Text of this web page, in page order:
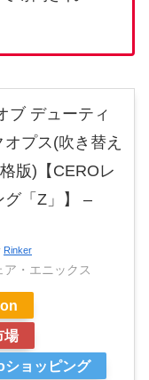
ブ デューティ
プス(吹き替え
版)【CEROレ
グ「Z」】 –
Rinker
ア・エニックス
場
ショッピング